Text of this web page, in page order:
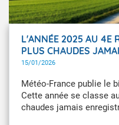
L'ANNÉE 2025 AU 4E
PLUS CHAUDES
FRANCE
15/01/2026
Météo-France publie le
Cette année se classe
chaudes jamais
des mesures en 1900,